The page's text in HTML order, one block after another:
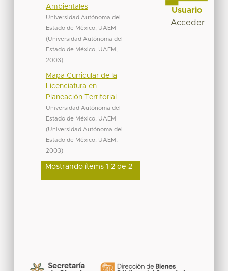
Ambientales
Universidad Autónoma del
Estado de México, UAEM
(Universidad Autónoma del
Estado de México, UAEM
2003)
Mapa Curricular de la
Licenciatura en
Planeación Territorial
Universidad Autónoma del
Estado de México, UAEM
(Universidad Autónoma del
Estado de México, UAEM
2003)
Mostrando ítems 1-2 de 2
Usuario
Acceder